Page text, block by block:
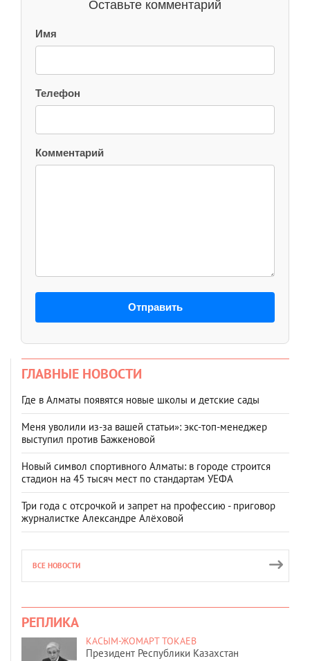
Оставьте комментарий
Имя
Телефон
Комментарий
Отправить
ГЛАВНЫЕ НОВОСТИ
Где в Алматы появятся новые школы и детские сады
Меня уволили из-за вашей статьи»: экс-топ-менеджер
выступил против Бажкеновой
Новый символ спортивного Алматы: в городе строится
стадион на 45 тысяч мест по стандартам УЕФА
Три года с отсрочкой и запрет на профессию - приговор
журналистке Александре Алёховой
ВСЕ НОВОСТИ
РЕПЛИКА
КАСЫМ-ЖОМАРТ ТОКАЕВ
Президент Республики Казахстан